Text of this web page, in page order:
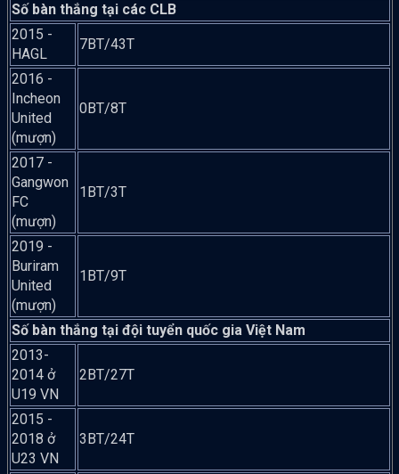
Số bàn thắng tại các CLB
2015 -
HAGL
7BT/43T
2016 -
Incheon
United
(mượn)
0BT/8T
2017 -
Gangwon
FC
(mượn)
1BT/3T
2019 -
Buriram
United
(mượn)
1BT/9T
Số bàn thắng tại đội tuyển quốc gia Việt Nam
2013-
2014 ở
U19 VN
2BT/27T
2015 -
2018 ở
U23 VN
3BT/24T